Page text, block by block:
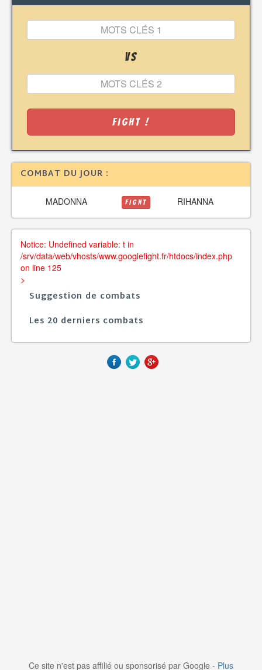
VS
Fight !
COMBAT DU JOUR :
MADONNA FIGHT RIHANNA
Notice: Undefined variable: t in
/srv/data/web/vhosts/www.googlefight.fr/htdocs/index.php
on line 125
>
Suggestion de combats
Les 20 derniers combats
Ce site n'est pas affilié ou sponsorisé par Google - Plus